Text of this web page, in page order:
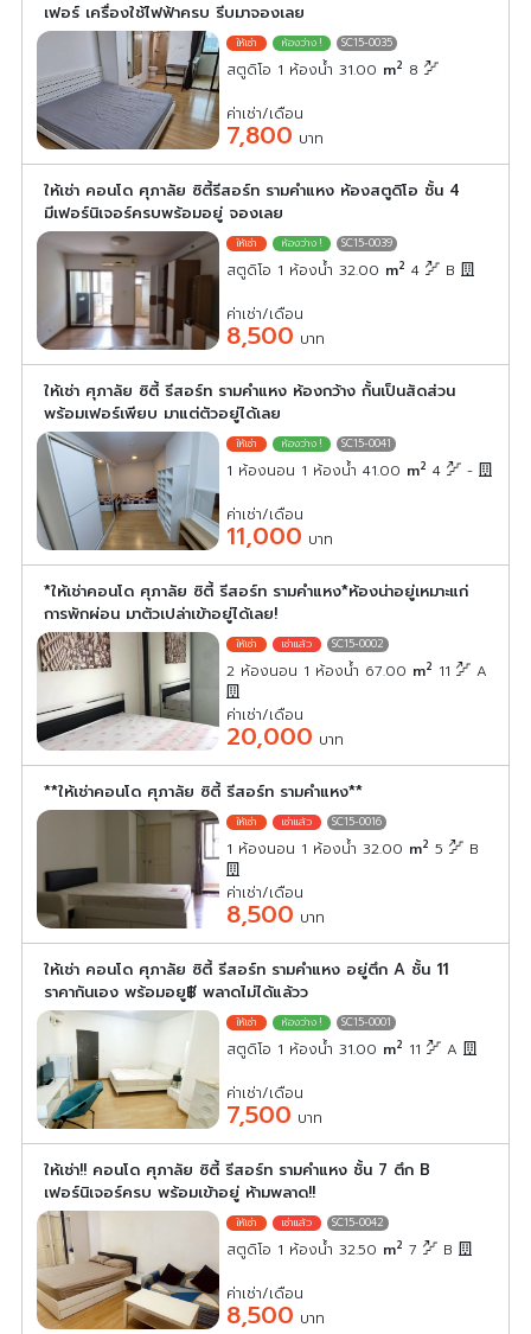
เฟอร์ เครื่องใช้ไฟฟ้าครบ รีบมาจองเลย
SC15-0035
สตูดิโอ 1 ห้องน้ำ 31.00 m2 8
ค่าเช่า/เดือน
7,800 บาท
ให้เช่า คอนโด ศุภาลัย ซิตี้รีสอร์ท รามคําแหง ห้องสตูดิโอ ชั้น 4
มีเฟอร์นิเจอร์ครบพร้อมอยู่ จองเลย
SC15-0039
สตูดิโอ 1 ห้องน้ำ 32.00 m2 4 B
ค่าเช่า/เดือน
8,500 บาท
ให้เช่า ศุภาลัย ซิตี้ รีสอร์ท รามคำแหง ห้องกว้าง กั้นเป็นสัดส่วน
พร้อมเฟอร์เพียบ มาแต่ตัวอยู่ได้เลย
SC15-0041
1 ห้องนอน 1 ห้องน้ำ 41.00 m2 4 -
ค่าเช่า/เดือน
11,000 บาท
*ให้เช่าคอนโด ศุภาลัย ซิตี้ รีสอร์ท รามคำแหง*ห้องน่าอยู่เหมาะแก่
การพักผ่อน มาตัวเปล่าเข้าอยู่ได้เลย!
SC15-0002
2 ห้องนอน 1 ห้องน้ำ 67.00 m2 11 A
ค่าเช่า/เดือน
20,000 บาท
**ให้เช่าคอนโด ศุภาลัย ซิตี้ รีสอร์ท รามคำแหง**
SC15-0016
1 ห้องนอน 1 ห้องน้ำ 32.00 m2 5 B
ค่าเช่า/เดือน
8,500 บาท
ให้เช่า คอนโด ศุภาลัย ซิตี้ รีสอร์ท รามคำแหง อยู่ตึก A ชั้น 11
ราคากันเอง พร้อมอยู฿่ พลาดไม่ได้แล้วว
SC15-0001
สตูดิโอ 1 ห้องน้ำ 31.00 m2 11 A
ค่าเช่า/เดือน
7,500 บาท
ให้เช่า!! คอนโด ศุภาลัย ซิตี้ รีสอร์ท รามคำแหง ชั้น 7 ตึก B
เฟอร์นิเจอร์ครบ พร้อมเข้าอยู่ ห้ามพลาด!!
SC15-0042
สตูดิโอ 1 ห้องน้ำ 32.50 m2 7 B
ค่าเช่า/เดือน
8,500 บาท